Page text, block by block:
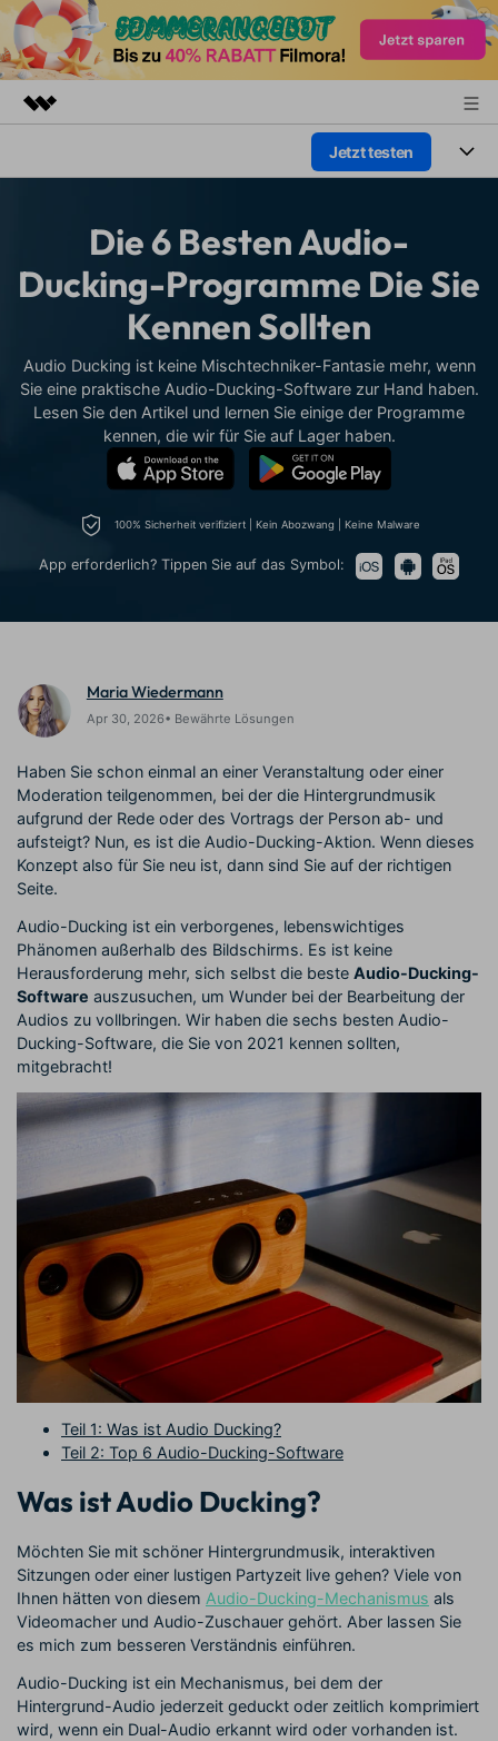
Dienstprogramme
Lösungen
Shop
Jetzt testen
Plattformen
Funktionen
Audio
Text
Soziale Medien
Marketing & Business
Lifestyle & Spaß
Ressourcen
Video-Prompts
Über 100 heiße Video-
Prompts – schnell ähnliche
Videos erstellen
Meisterkurs
Beherrschen Sie
fortgeschrittene
Videobearbeitungsfähigkeiten
Kickstart Bootcamp
Videobearbeitungs-
Fähigkeiten mit Filmora
DIY-Spezialeffekte
Creator
Monetarisierungs-
Programm
Monetarisieren Sie
Ihren Einfluss mit Filmora
Freunde-werben-
Programm
An Freunde empfehlen,
Belohnungen erhalten
Blog
Hilfe-Center
Erste Schritte
Kunden-Support
Bewertungen
Kunden-Geschichten
Erfahren Sie, wie unsere
Kunden Erfolg haben
Schalten Sie Partnerschaften
auf Unternehmensebene frei
KAUFEN Anmelden
Die 6 Besten Audio-
Ducking-Programme Die Sie
Kennen Sollten
Audio Ducking ist keine Mischtechniker-Fantasie mehr, wenn
Sie eine praktische Audio-Ducking-Software zur Hand haben.
Lesen Sie den Artikel und lernen Sie einige der Programme
kennen, die wir für Sie auf Lager haben.
100% Sicherheit verifiziert | Kein Abozwang | Keine Malware
App erforderlich? Tippen Sie auf das Symbol:
Maria Wiedermann
Apr 30, 2026• Bewährte Lösungen
Haben Sie schon einmal an einer Veranstaltung oder einer
Moderation teilgenommen, bei der die Hintergrundmusik
aufgrund der Rede oder des Vortrags der Person ab- und
aufsteigt? Nun, es ist die Audio-Ducking-Aktion. Wenn dieses
Konzept also für Sie neu ist, dann sind Sie auf der richtigen
Seite.
Audio-Ducking ist ein verborgenes, lebenswichtiges
Phänomen außerhalb des Bildschirms. Es ist keine
Herausforderung mehr, sich selbst die beste Audio-Ducking-
Software auszusuchen, um Wunder bei der Bearbeitung der
Audios zu vollbringen. Wir haben die sechs besten Audio-
Ducking-Software, die Sie von 2021 kennen sollten,
mitgebracht!
Teil 1: Was ist Audio Ducking?
Teil 2: Top 6 Audio-Ducking-Software
Was ist Audio Ducking?
Möchten Sie mit schöner Hintergrundmusik, interaktiven
Sitzungen oder einer lustigen Partyzeit live gehen? Viele von
Ihnen hätten von diesem Audio-Ducking-Mechanismus als
Videomacher und Audio-Zuschauer gehört. Aber lassen Sie
es mich zum besseren Verständnis einführen.
Audio-Ducking ist ein Mechanismus, bei dem der
Hintergrund-Audio jederzeit geduckt oder zeitlich komprimiert
wird, wenn ein Dual-Audio erkannt wird oder vorhanden ist.